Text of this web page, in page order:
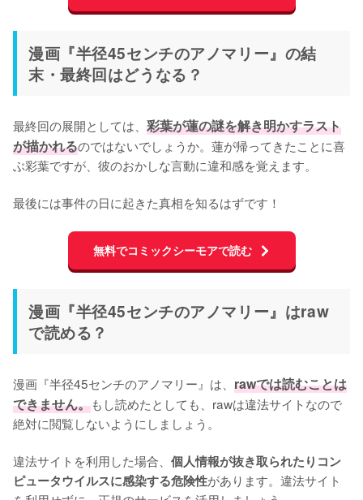
漫画『半径45センチのアノマリー』の結
末・最終回はどうなる？
最終回の展開としては、 彩葉が蓮の謎を解き明かすラスト
が描かれるのではないでしょうか。蓮が帰ってきたことに喜
ぶ彩葉ですが、彼のおかしな言動に違和感を覚えます。
最後には事件の日に起きた真相を知るはずです！
無料でコミックシーモアで読む
漫画『半径45センチのアノマリー』はraw
で読める？
漫画『半径45センチのアノマリー』は、 rawでは読むことは
できません。もし読めたとしても、rawは違法サイトなので
絶対に閲覧しないようにしましょう。
違法サイトを利用した場合、 個人情報が抜き取られたりコン
ピュータウイルスに感染する危険性があります。違法サイト